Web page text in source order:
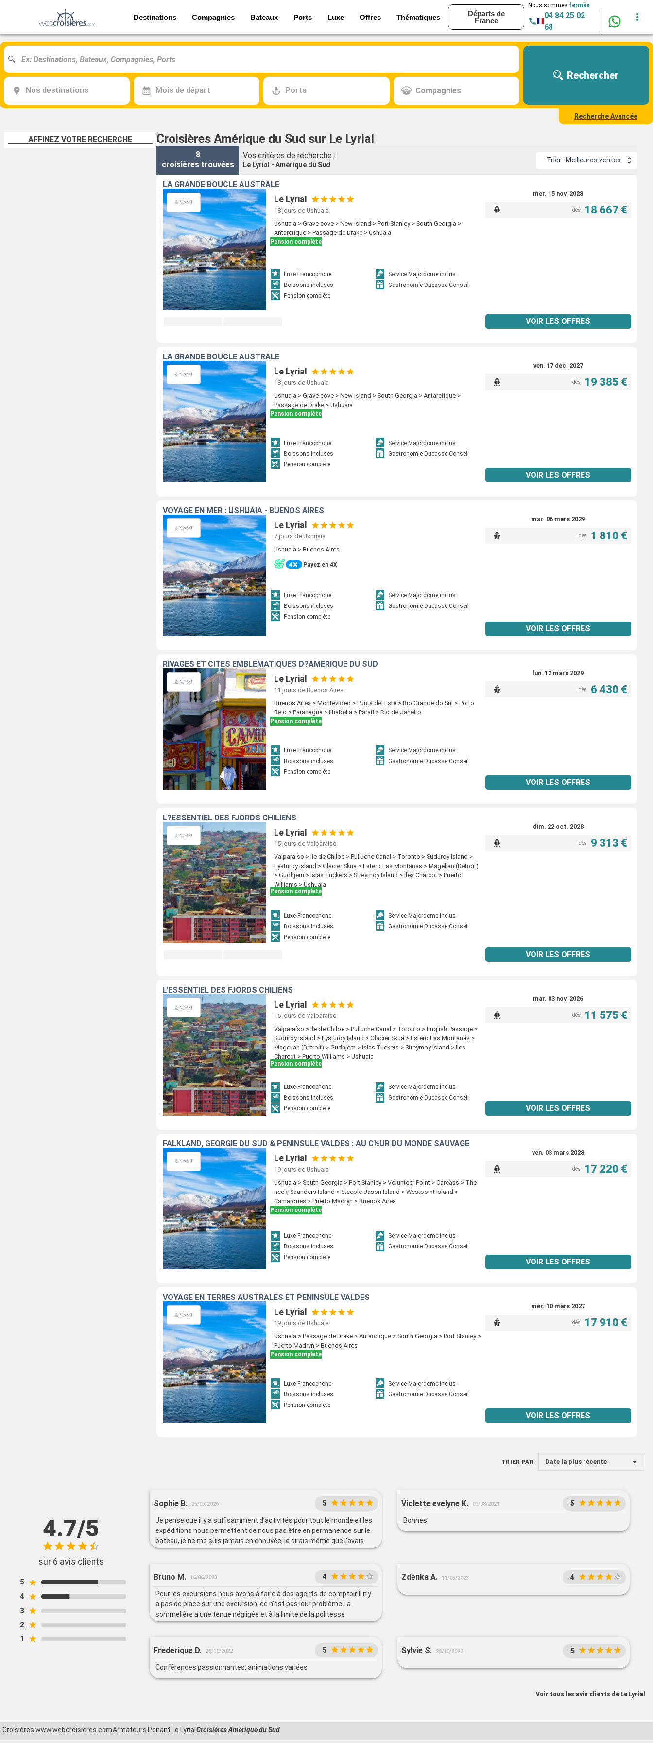
Destinations Compagnies Bateaux Ports Luxe Offres Thématiques
Départs de
France
Nous sommes fermés
04 84 25 02
68
Nos destinations Mois de départ Ports Compagnies
Rechercher
Recherche Avancée
AFFINEZ VOTRE RECHERCHE Croisières Amérique du Sud sur Le Lyrial
8
croisières trouvées
Vos critères de recherche :
Le Lyrial - Amérique du Sud
Trier : Meilleures ventes
LA GRANDE BOUCLE AUSTRALE
Le Lyrial
18 jours de Ushuaia
Ushuaia > Grave cove > New island > Port Stanley > South Georgia >
Antarctique > Passage de Drake > Ushuaia
Pension complète
Luxe Francophone
Service Majordome inclus
Boissons incluses
Gastronomie Ducasse Conseil
Pension complète
mer. 15 nov. 2028
dès 18 667 €
VOIR LES OFFRES
LA GRANDE BOUCLE AUSTRALE
Le Lyrial
18 jours de Ushuaia
Ushuaia > Grave cove > New island > South Georgia > Antarctique >
Passage de Drake > Ushuaia
Pension complète
Luxe Francophone
Service Majordome inclus
Boissons incluses
Gastronomie Ducasse Conseil
Pension complète
ven. 17 déc. 2027
dès 19 385 €
VOIR LES OFFRES
VOYAGE EN MER : USHUAIA - BUENOS AIRES
Le Lyrial
7 jours de Ushuaia
Ushuaia > Buenos Aires
Payez en 4X
Luxe Francophone
Service Majordome inclus
Boissons incluses
Gastronomie Ducasse Conseil
Pension complète
mar. 06 mars 2029
dès 1 810 €
VOIR LES OFFRES
RIVAGES ET CITÉS EMBLÉMATIQUES D?AMÉRIQUE DU SUD
Le Lyrial
11 jours de Buenos Aires
Buenos Aires > Montevideo > Punta del Este > Rio Grande do Sul > Porto
Belo > Paranagua > Ilhabella > Parati > Rio de Janeiro
Pension complète
Luxe Francophone
Service Majordome inclus
Boissons incluses
Gastronomie Ducasse Conseil
Pension complète
lun. 12 mars 2029
dès 6 430 €
VOIR LES OFFRES
L?ESSENTIEL DES FJORDS CHILIENS
Le Lyrial
15 jours de Valparaíso
Valparaíso > Ile de Chiloe > Pulluche Canal > Toronto > Suduroy Island >
Eysturoy Island > Glacier Skua > Estero Las Montanas > Magellan (Détroit)
> Gudhjem > Islas Tuckers > Streymoy Island > Îles Charcot > Puerto
Williams > Ushuaia
Pension complète
Luxe Francophone
Service Majordome inclus
Boissons incluses
Gastronomie Ducasse Conseil
Pension complète
dim. 22 oct. 2028
dès 9 313 €
VOIR LES OFFRES
L'ESSENTIEL DES FJORDS CHILIENS
Le Lyrial
15 jours de Valparaíso
Valparaíso > Ile de Chiloe > Pulluche Canal > Toronto > English Passage >
Suduroy Island > Eysturoy Island > Glacier Skua > Estero Las Montanas >
Magellan (Détroit) > Gudhjem > Islas Tuckers > Streymoy Island > Îles
Charcot > Puerto Williams > Ushuaia
Pension complète
Luxe Francophone
Service Majordome inclus
Boissons incluses
Gastronomie Ducasse Conseil
Pension complète
mar. 03 nov. 2026
dès 11 575 €
VOIR LES OFFRES
FALKLAND, GÉORGIE DU SUD & PÉNINSULE VALDÉS : AU C½UR DU MONDE SAUVAGE
Le Lyrial
19 jours de Ushuaia
Ushuaia > South Georgia > Port Stanley > Volunteer Point > Carcass > The
neck, Saunders Island > Steeple Jason Island > Westpoint Island >
Camarones > Puerto Madryn > Buenos Aires
Pension complète
Luxe Francophone
Service Majordome inclus
Boissons incluses
Gastronomie Ducasse Conseil
Pension complète
ven. 03 mars 2028
dès 17 220 €
VOIR LES OFFRES
VOYAGE EN TERRES AUSTRALES ET PÉNINSULE VALDÉS
Le Lyrial
19 jours de Ushuaia
Ushuaia > Passage de Drake > Antarctique > South Georgia > Port Stanley >
Puerto Madryn > Buenos Aires
Pension complète
Luxe Francophone
Service Majordome inclus
Boissons incluses
Gastronomie Ducasse Conseil
Pension complète
mer. 10 mars 2027
dès 17 910 €
VOIR LES OFFRES
TRIER PAR Date la plus récente
4.7/5
sur 6 avis clients
5 ★
4 ★
3 ★
2 ★
1 ★
Sophie B. 25/07/2026 5
Je pense que il y a suffisamment d’activités pour tout le monde et les
expéditions nous permettent de nous pas être en permanence sur le
bateau, je ne me suis jamais en ennuyée, je dirais même que j’avais
pas de temps pour aller lire dans ma cabine.
Violette evelyne K. 01/08/2023 5
Bonnes
Bruno M. 16/06/2023 4
Pour les excursions nous avons à faire à des agents de comptoir Il n’y
a pas de place sur une excursion :ce n’est pas leur problème La
sommelière a une tenue négligée et à la limite de la politesse
Zdenka A. 11/05/2023 4
Frederique D. 29/10/2022 5
Conférences passionnantes, animations variées
Sylvie S. 28/10/2022 5
Voir tous les avis clients de Le Lyrial
Croisières www.webcroisieres.comArmateurs Ponant Le Lyrial Croisières Amérique du Sud